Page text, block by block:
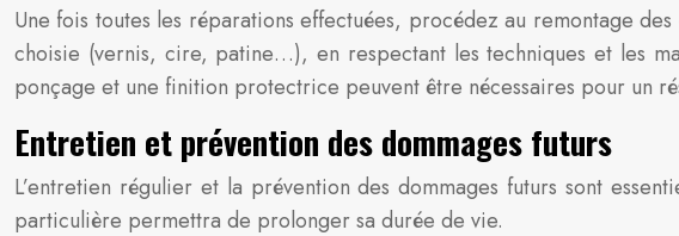
Une fois toutes les réparations effectuées, procédez au remontage
choisie (vernis, cire, patine…), en respectant les techniques et les
ponçage et une finition protectrice peuvent être nécessaires pour un
Entretien et prévention des dommages futurs
L’entretien régulier et la prévention des dommages futurs sont
particulière permettra de prolonger sa durée de vie.